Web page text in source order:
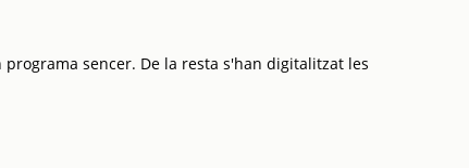
sencer. De la resta s'han digitalitzat les